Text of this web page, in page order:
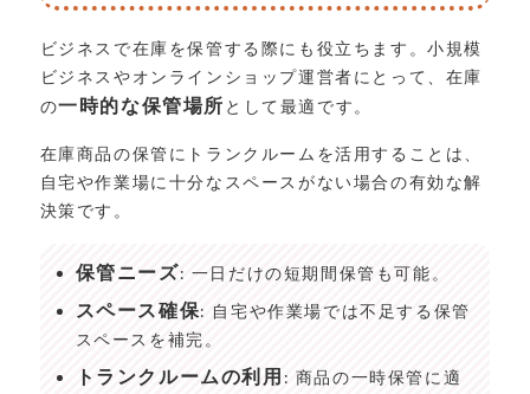
ビジネスで在庫を保管する際にも役立ちます。小規模
ビジネスやオンラインショップ運営者にとって、在庫
の一時的な保管場所 として最適です。
在庫商品の保管にトランクルームを活用することは、
自宅や作業場に十分なスペースがない場合の有効な解
決策です。
保管ニーズ: 一日だけの短期間保管も可能。
スペース確保: 自宅や作業場では不足する保管
スペースを補完。
トランクルームの利用 : 商品の一時保管に適